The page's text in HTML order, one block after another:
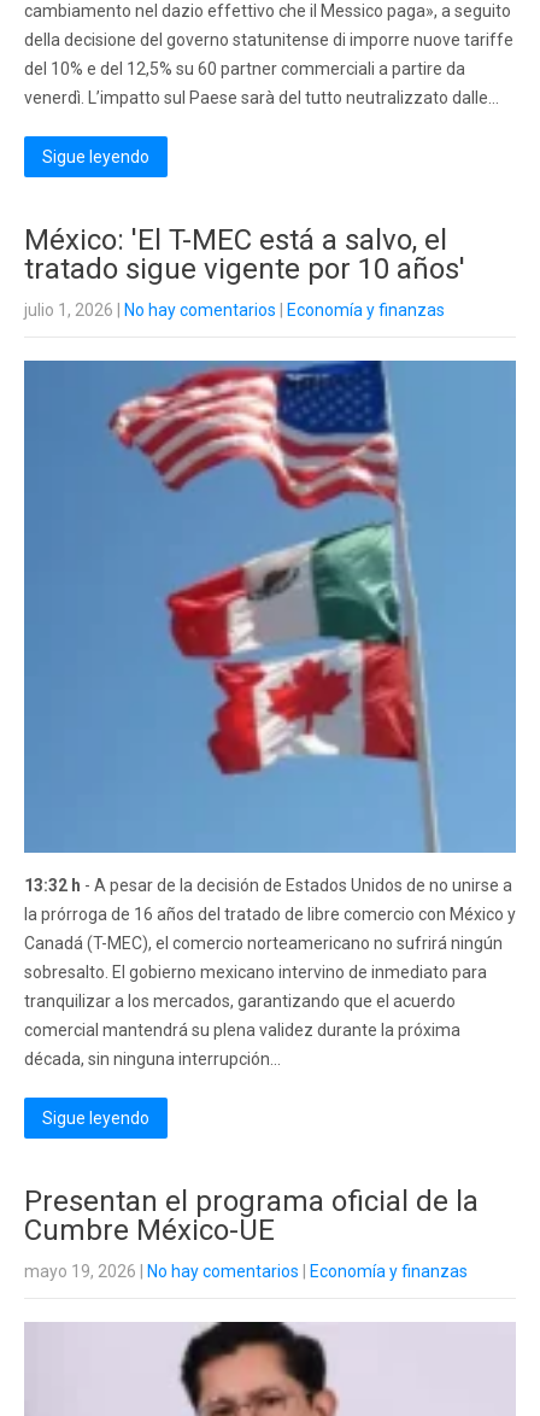
cambiamento nel dazio effettivo che il Messico paga», a seguito
della decisione del governo statunitense di imporre nuove tariffe
del 10% e del 12,5% su 60 partner commerciali a partire da
venerdì. L’impatto sul Paese sarà del tutto neutralizzato dalle…
Sigue leyendo
México: 'El T-MEC está a salvo, el
tratado sigue vigente por 10 años'
julio 1, 2026 No hay comentarios Economía y finanzas
13:32 h - A pesar de la decisión de Estados Unidos de no unirse a
la prórroga de 16 años del tratado de libre comercio con México y
Canadá (T-MEC), el comercio norteamericano no sufrirá ningún
sobresalto. El gobierno mexicano intervino de inmediato para
tranquilizar a los mercados, garantizando que el acuerdo
comercial mantendrá su plena validez durante la próxima
década, sin ninguna interrupción...
Sigue leyendo
Presentan el programa oficial de la
Cumbre México-UE
mayo 19, 2026 No hay comentarios Economía y finanzas